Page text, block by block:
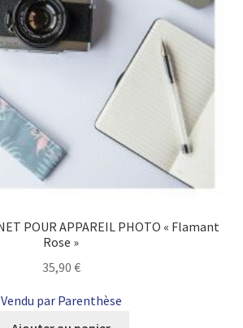
page
du
produit
POUR APPAREIL PHOTO « Flamant
Rose »
35,90 €
Vendu par Parenthèse